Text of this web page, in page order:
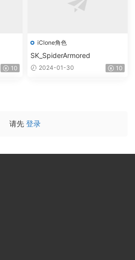
10
iClone角色
SK_SpiderArmored
2024-01-30 10
请先 登录